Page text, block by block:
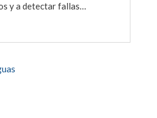
y a detectar fallas…